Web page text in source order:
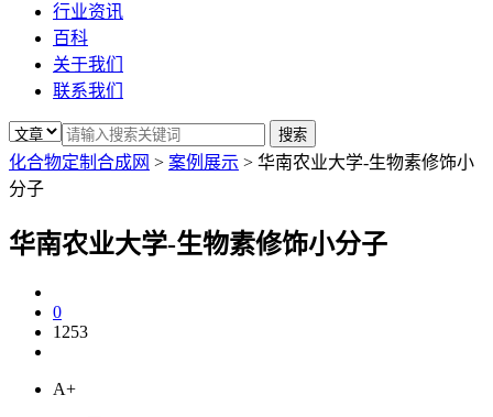
行业资讯
百科
关于我们
联系我们
化合物定制合成网 > 案例展示 > 华南农业大学-生物素修饰小
分子
华南农业大学-生物素修饰小分子
0
1253
A+